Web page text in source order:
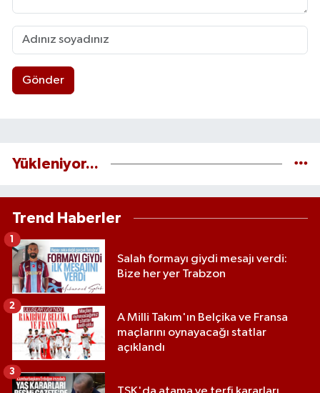
Gönder
Yükleniyor...
Trend Haberler
Salah formayı giydi mesajı verdi:
Bize her yer Trabzon
1
A Milli Takım'ın Belçika ve Fransa
maçlarını oynayacağı statlar
açıklandı
2
3